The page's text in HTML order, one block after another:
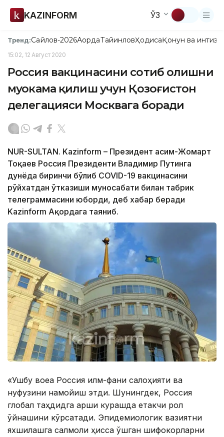
KAZINFORM ЎЗ
Тренд:Сайлов-2026АқордаТайинловҲодисаҚонун ва
15:02, 12 Август 2020
Россия вакцинасини сотиб олишни
муҳокама қилиш учун Қозоғистон
делегацияси Москвага боради
NUR-SULTAN. Kazinform – Президент Қасим-Жомарт
Тоқаев Россия Президенти Владимир Путинга
дунёда биринчи бўлиб COVID-19 вакцинасини
рўйхатдан ўтказиши муносабати билан табрик
телеграммасини юборди, деб хабар беради
Kazinform Ақордага таяниб.
«Ушбу воқеа Россия илм-фани салоҳияти ва
нуфузини намойиш этди. Шунингдек, Россия
глобал таҳдидга қарши курашда етакчи рол
ўйнашини кўрсатади. Эпидемиологик вазиятни
яхшилашга салмоқли ҳисса қўшган шифокорларни